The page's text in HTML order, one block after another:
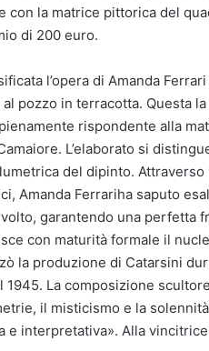
con la matrice pittorica del
di 200 euro.
l’opera di Amanda
pozzo in terracotta. Questa
rispondente alla
L’elaborato si
del dipinto. Attraverso
Amanda Ferrariha saputo
garantendo una perfetta
con maturità formale il
la produzione di Catarsini
1945. La composizione
il misticismo e la
e interpretativa». Alla